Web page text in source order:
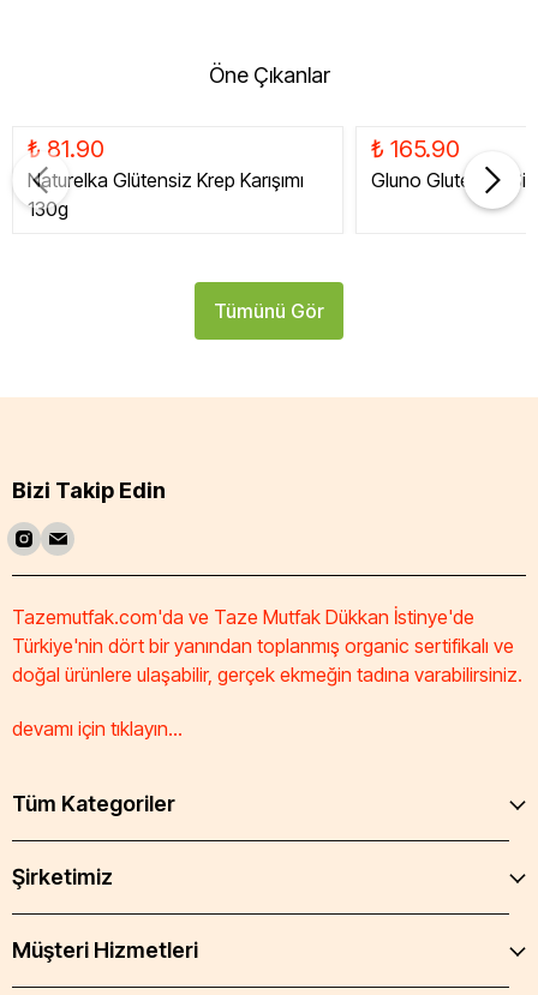
Öne Çıkanlar
₺ 81.90
Naturelka Glütensiz Krep Karışımı
130g
₺ 165.90
Gluno Glutensiz
Tümünü Gör
Bizi Takip Edin
Tazemutfak.com'da ve Taze Mutfak Dükkan İstinye'de
Türkiye'nin dört bir yanından toplanmış organic sertifikalı ve
doğal ürünlere ulaşabilir, gerçek ekmeğin tadına varabilirsiniz.
devamı için tıklayın...
Tüm Kategoriler
Şirketimiz
Müşteri Hizmetleri